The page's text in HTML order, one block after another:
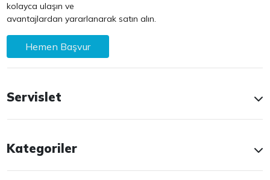
kolayca ulaşın ve
avantajlardan yararlanarak satın alın.
Hemen Başvur
Servislet
Kategoriler